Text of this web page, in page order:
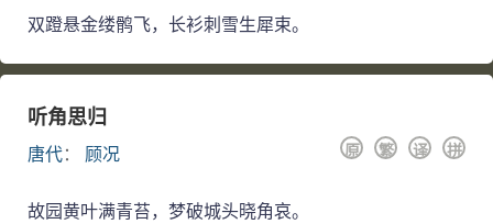
双蹬悬金缕鹘飞，长衫刺雪生犀束。
听角思归
唐代： 顾况 拼
译
繁
原
故园黄叶满青苔，梦破城头晓角哀。